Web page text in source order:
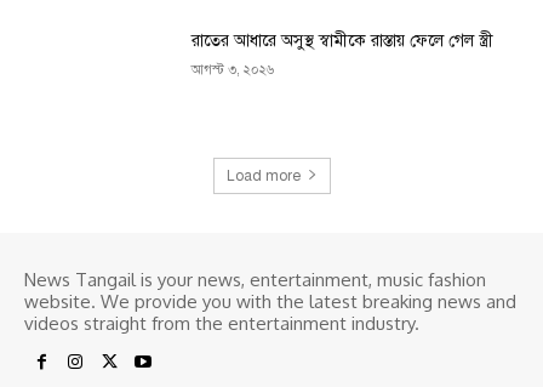
রাতের আধারে অসুস্থ স্বামীকে রাস্তায় ফেলে গেল স্ত্রী
আগস্ট ৩, ২০২৬
Load more
News Tangail is your news, entertainment, music fashion
website. We provide you with the latest breaking news and
videos straight from the entertainment industry.